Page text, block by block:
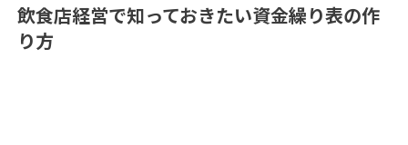
飲食店経営で知っておきたい資金繰り表の作
り方